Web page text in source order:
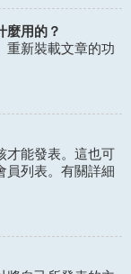
麼用的？
重新裝載文章的功
才能發表。這也可
員列表。有關詳細